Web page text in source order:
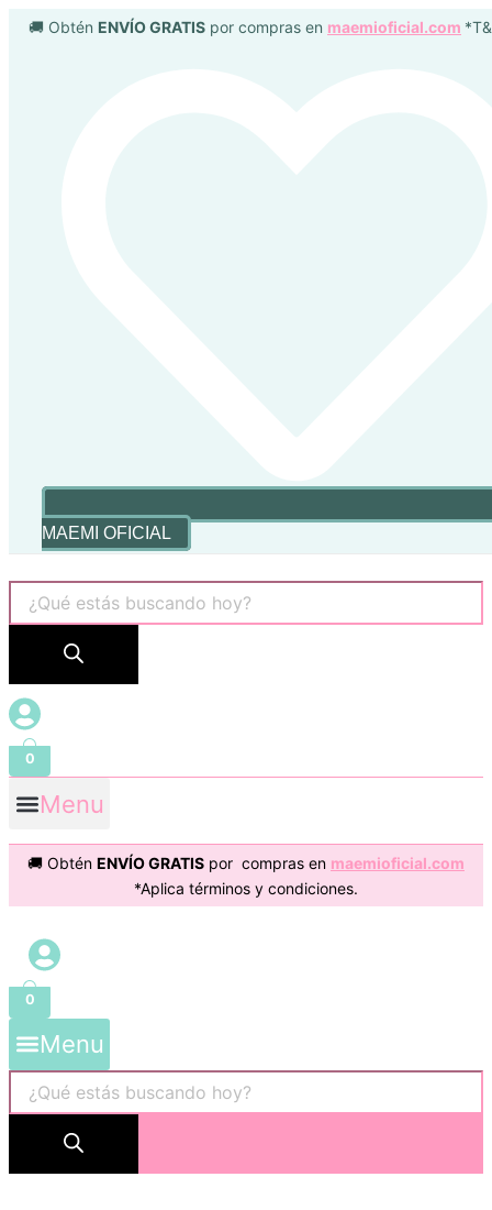
🚚 Obtén ENVÍO GRATIS por compras en maemioficial.com
MAEMI OFICIAL
0
Menu
🚚 Obtén ENVÍO GRATIS por compras en maemioficial.com
*Aplica términos y condiciones.
0
Menu